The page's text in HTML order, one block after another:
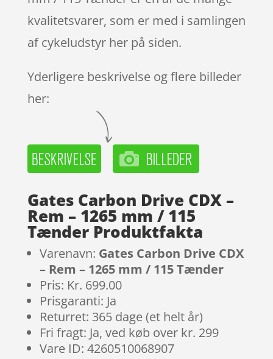
kvalitetsvarer, som er med i samlingen
af cykeludstyr her på siden.
Yderligere beskrivelse og flere billeder
her:
Gates Carbon Drive CDX –
Rem – 1265 mm / 115
Tænder Produktfakta
Varenavn: Gates Carbon Drive CDX
– Rem – 1265 mm / 115 Tænder
Pris: Kr. 699.00
Prisgaranti: Ja
Returret: 365 dage (et helt år)
Fri fragt: Ja, ved køb over kr. 299
Vare ID: 4260510068907